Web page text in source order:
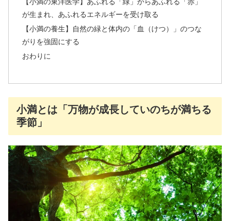
が生まれ、あふれるエネルギーを受け取る
【小満の養生】自然の緑と体内の「血（けつ）」のつな
がりを強固にする
おわりに
小満とは「万物が成長していのちが満ちる
季節」